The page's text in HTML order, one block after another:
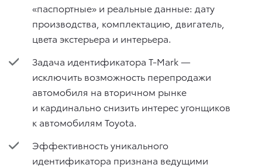
«паспортные» и реальные данные: дату
производства, комплектацию, двигатель,
цвета экстерьера и интерьера.
Задача идентификатора T-Mark —
исключить возможность перепродажи
автомобиля на вторичном рынке
и кардинально снизить интерес угонщиков
к автомобилям Toyota.
Эффективность уникального
идентификатора признана ведущими